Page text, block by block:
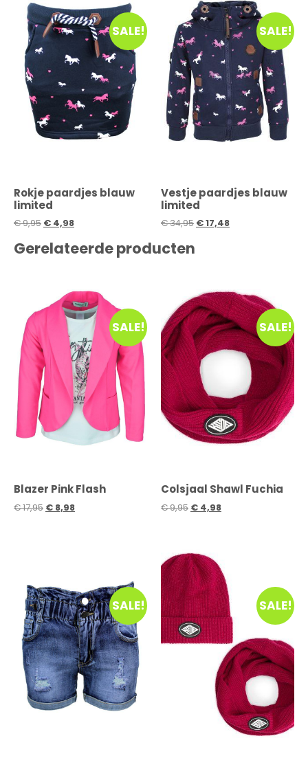
SALE!
Rokje paardjes blauw
limited
€9,95 € 4,98
SALE!
Vestje paardjes blauw
limited
€34,95 €17,48
Gerelateerde producten
SALE!
Blazer Pink Flash
€17,95 € 8,98
SALE!
Colsjaal Shawl Fuchia
€9,95 € 4,98
SALE! SALE!